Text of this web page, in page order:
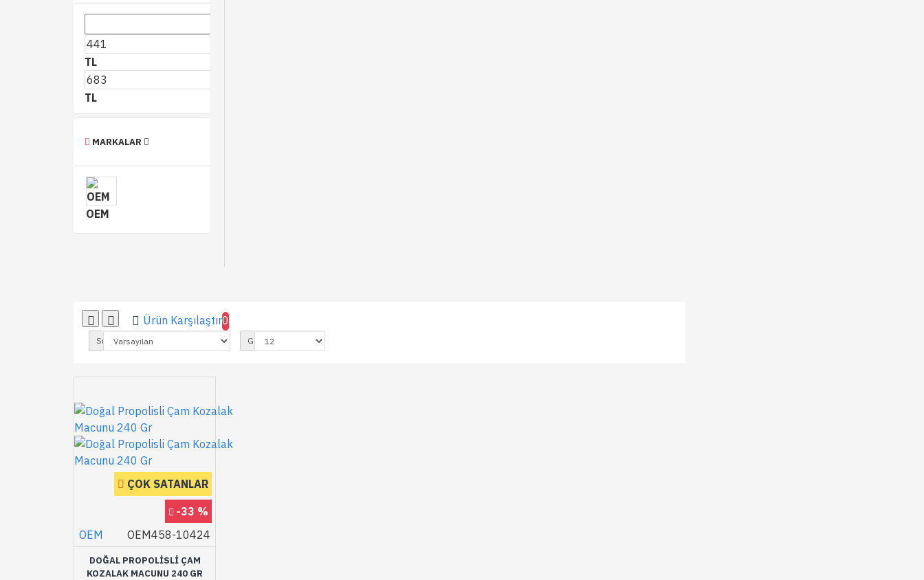
TL
TL
MARKALAR
OEM
Ürün Karşılaştır0
Sırala: Göster:
ÇOK SATANLAR
-33 %
OEM
OEM458-10424
DOĞAL PROPOLISLI ÇAM
KOZALAK MACUNU 240 GR